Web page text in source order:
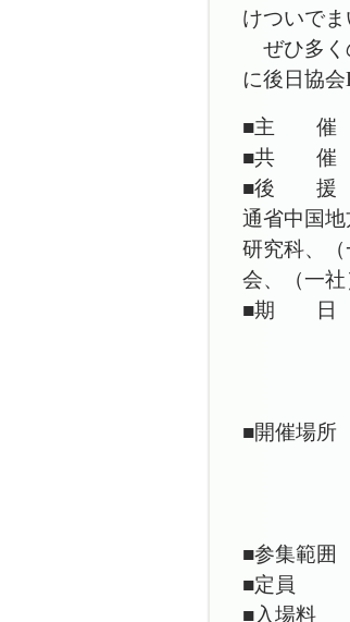
けついでま
ぜひ多く
に後日協
■主 催
■共 催
■後 援 環
通省中国
研究科、
会、（一
■期 日 フ
エクス
「古
（広
■開催場所
６F－
広島JP
広島大
■参集範
■定員
■入